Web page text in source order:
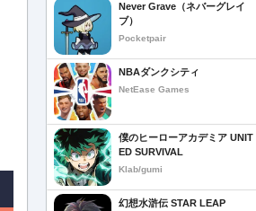
Never Grave（ネバーグレイ
ブ）
Pocketpair
NBAダンクシティ
NetEase Games
僕のヒーローアカデミア UNIT
ED SURVIVAL
Klab/gumi
幻想水滸伝 STAR LEAP